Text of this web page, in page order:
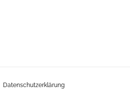
Datenschutzerklärung